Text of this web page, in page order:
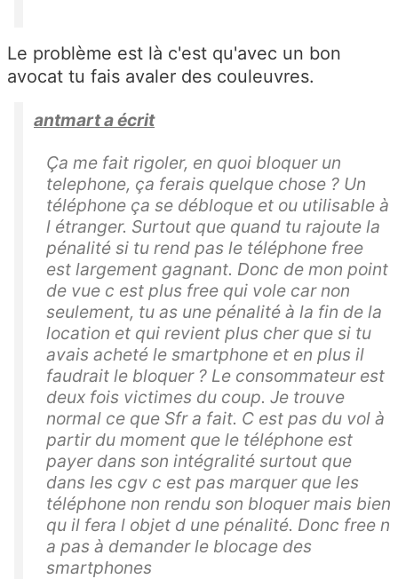
Le problème est là c'est qu'avec un bon
avocat tu fais avaler des couleuvres.
antmart a écrit
Ça me fait rigoler, en quoi bloquer un
telephone, ça ferais quelque chose ? Un
téléphone ça se débloque et ou utilisable à
l étranger. Surtout que quand tu rajoute la
pénalité si tu rend pas le téléphone free
est largement gagnant. Donc de mon point
de vue c est plus free qui vole car non
seulement, tu as une pénalité à la fin de la
location et qui revient plus cher que si tu
avais acheté le smartphone et en plus il
faudrait le bloquer ? Le consommateur est
deux fois victimes du coup. Je trouve
normal ce que Sfr a fait. C est pas du vol à
partir du moment que le téléphone est
payer dans son intégralité surtout que
dans les cgv c est pas marquer que les
téléphone non rendu son bloquer mais bien
qu il fera l objet d une pénalité. Donc free n
a pas à demander le blocage des
smartphones